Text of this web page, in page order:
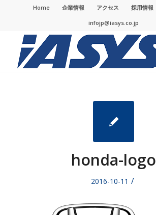
Home 企業情報 アクセス 採用情報
infojp@iasys.co.jp
honda-logo
2016-10-11 /